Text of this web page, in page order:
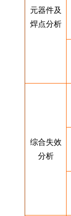
元器件及
焊点分析
综合失效
分析